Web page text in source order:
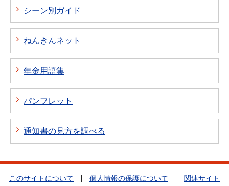
シーン別ガイド
ねんきんネット
年金用語集
パンフレット
通知書の見方を調べる
このサイトについて 個人情報の保護について 関連サイト